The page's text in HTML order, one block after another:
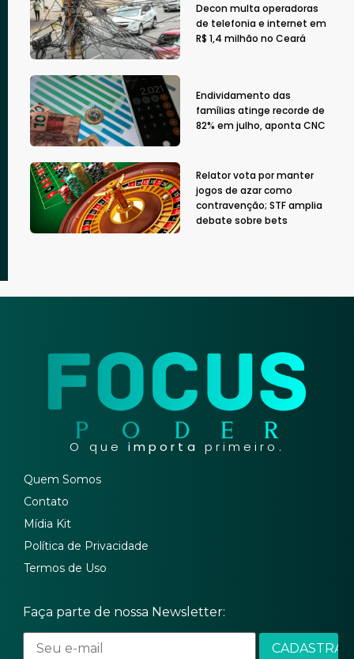
Decon multa operadoras
de telefonia e internet em
R$ 1,4 milhão no Ceará
Endividamento das
famílias atinge recorde de
82% em julho, aponta CNC
Relator vota por manter
jogos de azar como
contravenção; STF amplia
debate sobre bets
O que importa primeiro.
Quem Somos
Contato
Mídia Kit
Política de Privacidade
Termos de Uso
Faça parte de nossa Newsletter: